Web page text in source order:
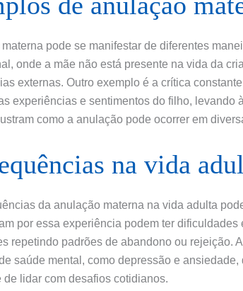
pode se manifestar de diferentes
onde a mãe não está presente na vida da
externas. Outro exemplo é a crítica
experiências e sentimentos do filho, levando
como a anulação pode ocorrer em
na vida
da anulação materna na vida adulta
por essa experiência podem ter
repetindo padrões de abandono ou rejeição.
saúde mental, como depressão e
de lidar com desafios cotidianos.